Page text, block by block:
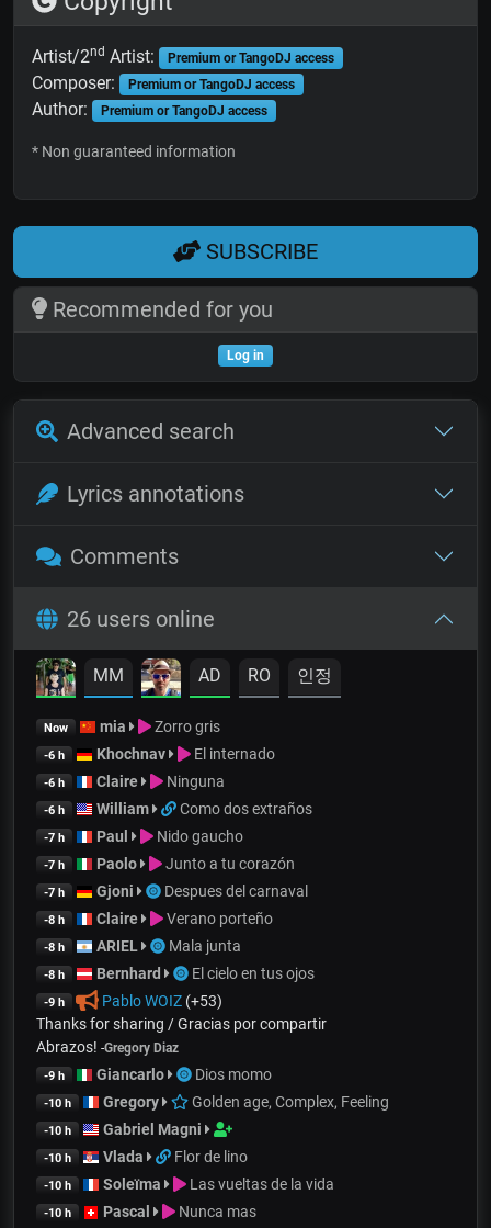
Artist/2nd Artist: Premium or TangoDJ access
Composer: Premium or TangoDJ access
Author: Premium or TangoDJ access
* Non guaranteed information
SUBSCRIBE
Recommended for you
Log in
Advanced search
Lyrics annotations
Comments
26 users online
MM AD RO 인정
Now mia Zorro gris
-6 h Khochnav El internado
-6 h Claire Ninguna
-6 h William Como dos extraños
-7 h Paul Nido gaucho
-7 h Paolo Junto a tu corazón
-7 h Gjoni Despues del carnaval
-8 h Claire Verano porteño
-8 h ARIEL Mala junta
-8 h Bernhard El cielo en tus ojos
-9 h Pablo WOIZ(+53)
Thanks for sharing / Gracias por compartir
Abrazos! -Gregory Diaz
-9 h Giancarlo Dios momo
-10 h Gregory Golden age, Complex, Feeling
-10 h Gabriel Magni
-10 h Vlada Flor de lino
-10 h Soleïma Las vueltas de la vida
-10 h Pascal Nunca mas